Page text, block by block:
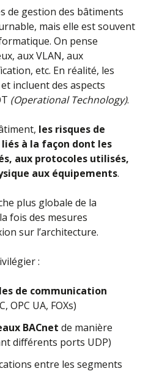
de gestion des bâtiments
mais elle est souvent
On pense
aux VLAN, aux
etc. En réalité, les
incluent des aspects
(Operational Technology).
les risques de
à la façon dont les
aux protocoles utilisés,
aux équipements.
plus globale de la
fois des mesures
sur l’architecture.
:
de communication
OPC UA, FOXs)
BACnet de manière
différents ports UDP)
entre les segments